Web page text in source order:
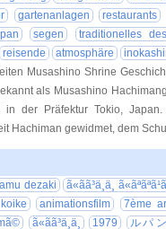
gartenanlagen
restaurants
segen
traditionelles
reisende atmosphäre
Musashino Shrine
als Musashino
in der Präfektur Tokio,
Hachiman gewidmet, dem
dezaki
ã«ãã³ä¸ä¸
animationsfilm
7ème
ã«ãã³ä¸ä¸ 1979 ルパ